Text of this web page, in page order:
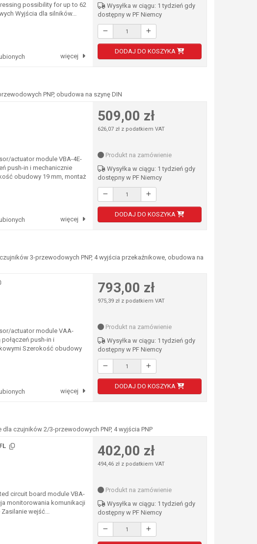
possibility for up to 62
Wyjścia dla silników...
więcej
Wysyłka w ciągu: 1 tydzień gdy
dostępny w PF Niemcy
DODAJ DO KOSZYKA
PNP, obudowa na szynę DIN
actuator module VBA-4E-
push-in i mechanicznie
obudowy 19 mm, montaż
więcej
509,00 zł
626,07 zł z podatkiem VAT
Produkt na zamówienie
Wysyłka w ciągu: 1 tydzień gdy
dostępny w PF Niemcy
DODAJ DO KOSZYKA
3-przewodowych PNP, 4 wyjścia przekaźnikowe, obudowa na
actuator module VAA-
push-in i
Szerokość obudowy
więcej
793,00 zł
975,39 zł z podatkiem VAT
Produkt na zamówienie
Wysyłka w ciągu: 1 tydzień gdy
dostępny w PF Niemcy
DODAJ DO KOSZYKA
czujników 2/3-przewodowych PNP, 4 wyjścia PNP
circuit board module VBA-
monitorowania komunikacji
wejść...
402,00 zł
494,46 zł z podatkiem VAT
Produkt na zamówienie
Wysyłka w ciągu: 1 tydzień gdy
dostępny w PF Niemcy